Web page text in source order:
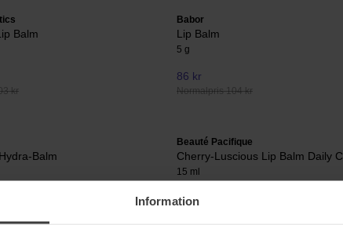
Information
Balm
kr
Babor
Lip Balm
5 g
86 kr
Normalpris 104 kr
Balm
Beauté Pacifique
Cherry-Luscious Lip Balm Daily
15 ml